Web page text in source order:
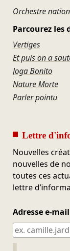
Orchestre
Parcourez les
Vertiges
Et puis on a
Joga Bonito
Nature Morte
Parler pointu
Lettre
Nouvelles
nouvelles de
toutes ces
lettre
Adresse e-mail